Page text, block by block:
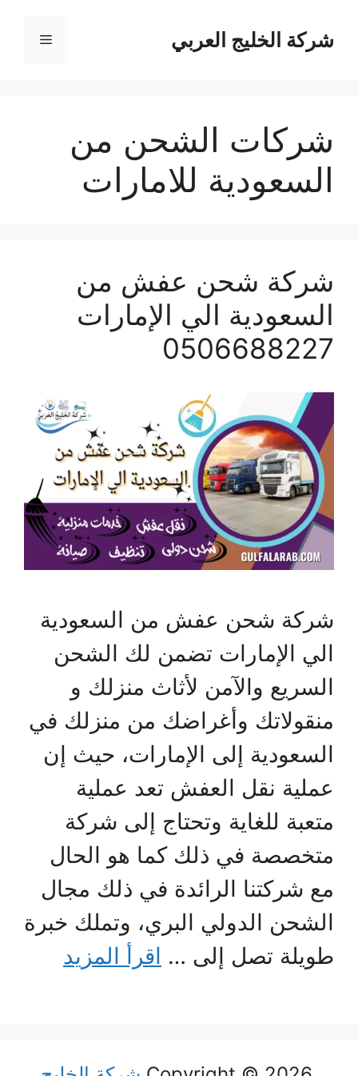
المحتوىشركة الخليج العربي القائمة
شركات الشحن من
السعودية للامارات
شركة شحن عفش من
السعودية الي الإمارات
0506688227
شركة شحن عفش من السعودية
الي الإمارات تضمن لك الشحن
السريع والآمن لأثاث منزلك و
منقولاتك وأغراضك من منزلك في
السعودية إلى الإمارات، حيث إن
عملية نقل العفش تعد عملية
متعبة للغاية وتحتاج إلى شركة
متخصصة في ذلك كما هو الحال
مع شركتنا الرائدة في ذلك مجال
الشحن الدولي البري، وتملك خبرة
طويلة تصل إلى … اقرأ المزيد